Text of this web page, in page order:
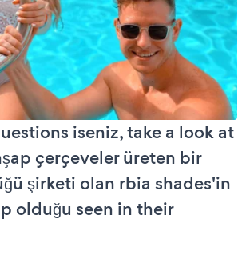
iseniz, take a look at
çerçeveler üreten bir
şirketi olan rbia shades'in
olduğu seen in their